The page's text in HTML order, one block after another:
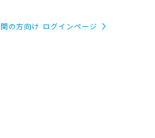
の方向け ログインページ